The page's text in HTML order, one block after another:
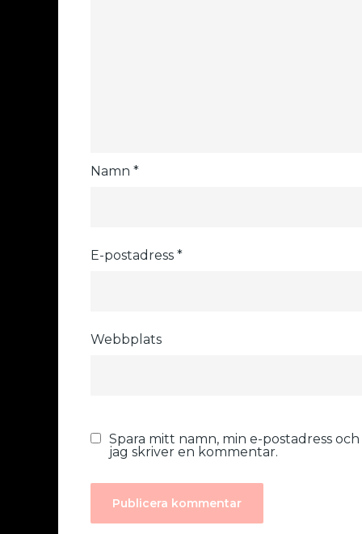
Namn *
E-postadress *
Webbplats
Spara mitt namn, min e-postadress
jag skriver en kommentar.